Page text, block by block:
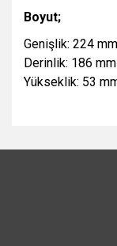
Boyut;
Genişlik: 224
Derinlik: 186
Yükseklik: 53
konularda yetersiz
kullanarak
Görüş ve
Ürün